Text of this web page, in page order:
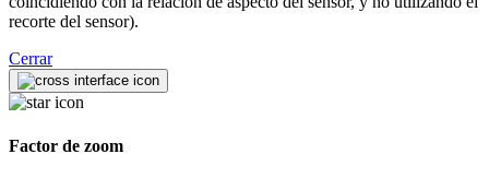
recorte del sensor).
Cerrar
Factor de zoom